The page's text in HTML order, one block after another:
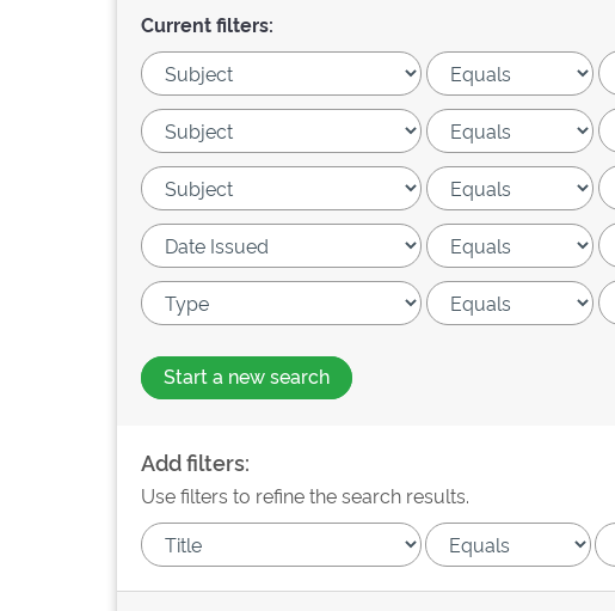
Current filters:
Start a new search
Add filters:
Use filters to refine the search results.